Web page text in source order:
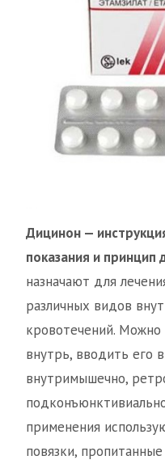
Дицинон —
показания и принцип
назначают для
различных видов
кровотечений.
внутрь, вводить его
внутримышечно,
применения
повязки,